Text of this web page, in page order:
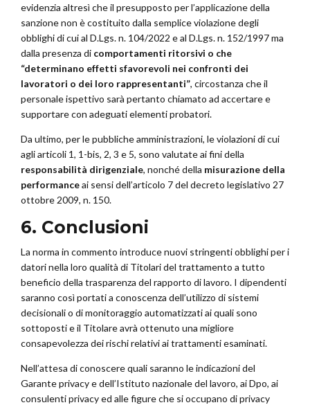
evidenzia altresì che il presupposto per l’applicazione della
sanzione non è costituito dalla semplice violazione degli
obblighi di cui al D.Lgs. n. 104/2022 e al D.Lgs. n. 152/1997 ma
dalla presenza di comportamenti ritorsivi o che
“determinano effetti sfavorevoli nei confronti dei
lavoratori o dei loro rappresentanti”, circostanza che il
personale ispettivo sarà pertanto chiamato ad accertare e
supportare con adeguati elementi probatori.
Da ultimo, per le pubbliche amministrazioni, le violazioni di cui
agli articoli 1, 1-bis, 2, 3 e 5, sono valutate ai fini della
responsabilità dirigenziale, nonché della misurazione della
performanceai sensi dell’articolo 7 del decreto legislativo 27
ottobre 2009, n. 150.
6. Conclusioni
La norma in commento introduce nuovi stringenti obblighi per i
datori nella loro qualità di Titolari del trattamento a tutto
beneficio della trasparenza del rapporto di lavoro. I dipendenti
saranno così portati a conoscenza dell’utilizzo di sistemi
decisionali o di monitoraggio automatizzati ai quali sono
sottoposti e il Titolare avrà ottenuto una migliore
consapevolezza dei rischi relativi ai trattamenti esaminati.
Nell’attesa di conoscere quali saranno le indicazioni del
Garante privacy e dell’Istituto nazionale del lavoro, ai Dpo, ai
consulenti privacy ed alle figure che si occupano di privacy